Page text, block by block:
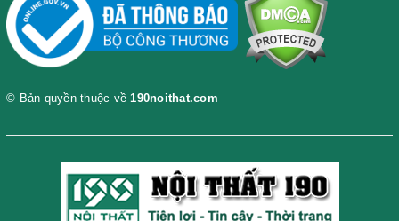
© Bản quyền thuộc về190noithat.com